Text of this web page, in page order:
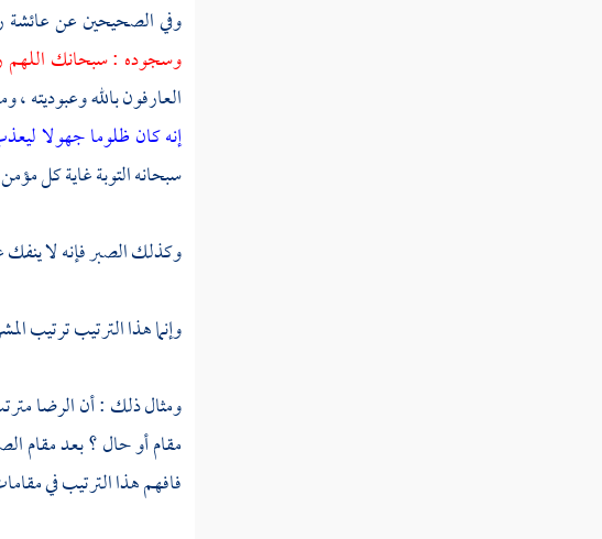
وفي الصحيحين عنعائشة
وسجوده : سبحانك اللهم
العارفون بالله وعبوديته ،
إنه كان ظلوما جهولا
سبحانه التوبة غاية كل
وكذلك الصبر فإنه لا ينفك
وإنما هذا الترتيب ترتيب
ومثال ذلك : أن الرضا
مقام أو حال ؟ بعد مقام
فافهم هذا الترتيب في